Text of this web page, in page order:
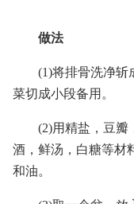
做法
(1)将排骨洗净斩
菜切成小段备用。
(2)用精盐，豆瓣
酒，鲜汤，白糖等材
和油。